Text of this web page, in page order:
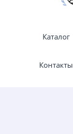
Каталог
Контакты